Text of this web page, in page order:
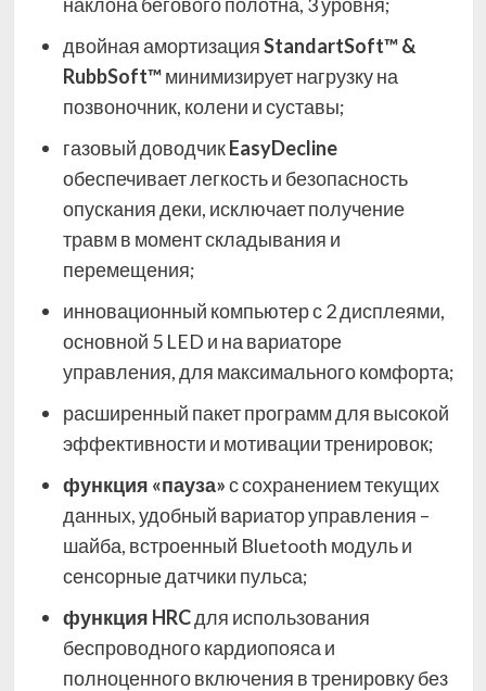
двойная амортизацияStandartSoft™ &
RubbSoft™минимизирует нагрузку на
позвоночник, колени и суставы;
газовый доводчикEasyDecline
обеспечивает легкость и безопасность
опускания деки, исключает получение
травм в момент складывания и
перемещения;
инновационный компьютер с 2 дисплеями,
основной 5 LED и на вариаторе
управления, для максимального комфорта;
расширенный пакет программ для высокой
эффективности и мотивации тренировок;
функция «пауза»с сохранением текущих
данных, удобный вариатор управления –
шайба, встроенный Bluetooth модуль и
сенсорные датчики пульса;
функция HRCдля использования
беспроводного кардиопояса и
полноценного включения в тренировку без